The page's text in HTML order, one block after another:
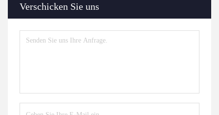
Verschicken Sie uns